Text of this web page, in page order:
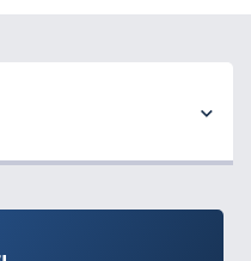
öreg
a harcsa. Minden